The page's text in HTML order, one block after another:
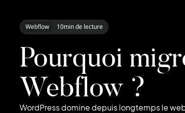
Webflow 10min de lecture
Pourquoi
Webflow ?
WordPress domine depuis longtemps le